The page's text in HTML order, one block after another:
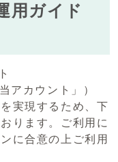
用ガイド
アカウント」）
実現するため、下
ります。ご利用に
に合意の上ご利用